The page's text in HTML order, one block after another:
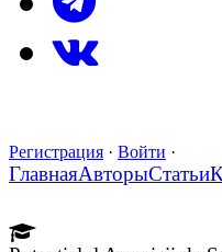
Регистрация · Войти ·
ГлавнаяАвторыСтатьи